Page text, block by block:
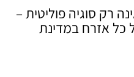
רק סוגיה פוליטית –
כל אזרח במדינת